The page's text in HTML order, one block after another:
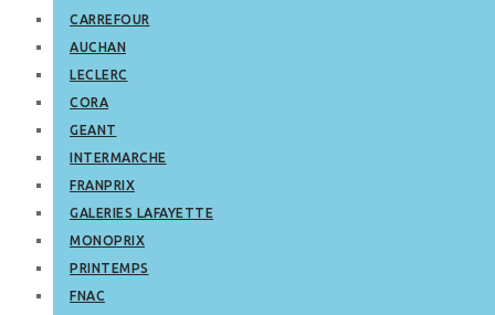
CARREFOUR
AUCHAN
LECLERC
CORA
GEANT
INTERMARCHE
FRANPRIX
GALERIES LAFAYETTE
MONOPRIX
PRINTEMPS
FNAC